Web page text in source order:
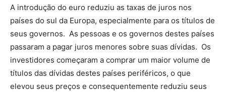
A introdução do euro reduziu as taxas de juros nos
países do sul da Europa, especialmente para os títulos de
seus governos. As pessoas e os governos destes países
passaram a pagar juros menores sobre suas dívidas. Os
investidores começaram a comprar um maior volume de
títulos das dívidas destes países periféricos, o que
elevou seus preços e consequentemente reduziu seus